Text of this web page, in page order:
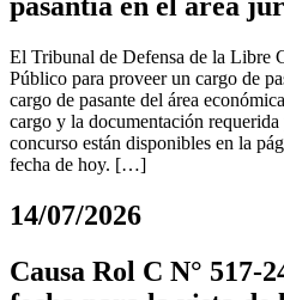
pasantía en el área
El Tribunal de Defensa de la Libre
Público para proveer un cargo de
cargo de pasante del área
cargo y la documentación
concurso están disponibles en la
fecha de hoy. […]
14/07/2026
Causa Rol C N° 517-